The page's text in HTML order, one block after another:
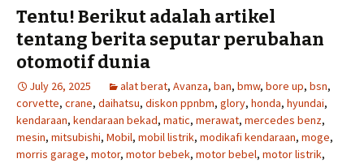
Tentu! Berikut adalah artikel
tentang berita seputar perubahan
otomotif dunia
July 26, 2025 alat berat, Avanza, ban, bmw, bore up, bsn,
corvette, crane, daihatsu, diskon ppnbm, glory, honda, hyundai,
kendaraan, kendaraan bekad, matic, merawat, mercedes benz,
mesin, mitsubishi, Mobil, mobil listrik, modikafi kendaraan, moge,
morris garage, motor, motor bebek, motor bebel, motor listrik,